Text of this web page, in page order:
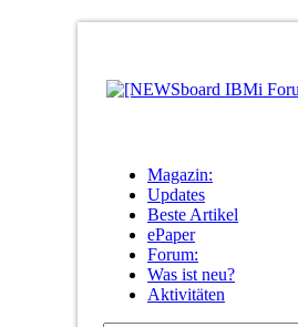
Magazin:
Updates
Beste Artikel
ePaper
Forum:
Was ist neu?
Aktivitäten